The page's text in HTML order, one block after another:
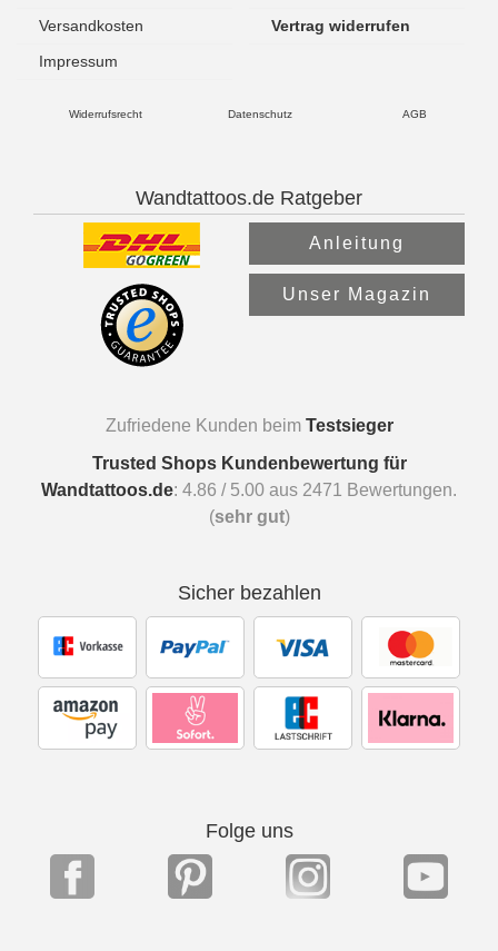
Versandkosten
Vertrag widerrufen
Impressum
Widerrufsrecht Datenschutz AGB
Wandtattoos.de Ratgeber
Anleitung
Unser Magazin
Zufriedene Kunden beim Testsieger
Trusted Shops Kundenbewertung für
Wandtattoos.de: 4.86 / 5.00 aus 2471
Bewertungen.
(sehr gut)
Sicher bezahlen
Folge uns